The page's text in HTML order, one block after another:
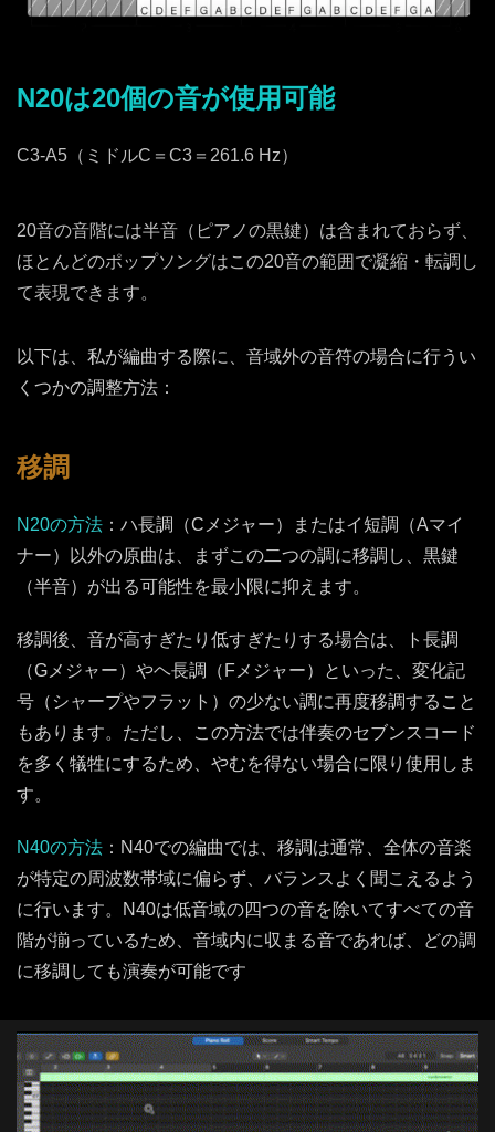
N20は20個の音が使用可能
C3-A5（ミドルC＝C3＝261.6 Hz）
20音の音階には半音（ピアノの黒鍵）は含まれておらず、
ほとんどのポップソングはこの20音の範囲で凝縮・転調し
て表現できます。
以下は、私が編曲する際に、音域外の音符の場合に行うい
くつかの調整方法：
移調
N20の方法 ：ハ長調（Cメジャー）またはイ短調（Aマイ
ナー）以外の原曲は、まずこの二つの調に移調し、黒鍵
（半音）が出る可能性を最小限に抑えます。
移調後、音が高すぎたり低すぎたりする場合は、ト長調
（Gメジャー）やヘ長調（Fメジャー）といった、変化記
号（シャープやフラット）の少ない調に再度移調すること
もあります。ただし、この方法では伴奏のセブンスコード
を多く犠牲にするため、やむを得ない場合に限り使用しま
す。
N40の方法 ：N40での編曲では、移調は通常、全体の音楽
が特定の周波数帯域に偏らず、バランスよく聞こえるよう
に行います。N40は低音域の四つの音を除いてすべての音
階が揃っているため、音域内に収まる音であれば、どの調
に移調しても演奏が可能です